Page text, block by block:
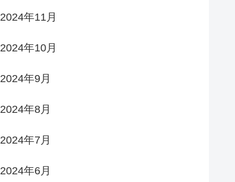
2024年11月
2024年10月
2024年9月
2024年8月
2024年7月
2024年6月